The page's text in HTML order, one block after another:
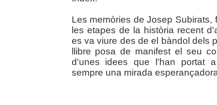
Les memòries de Josep Subirats,
les etapes de la història recent
es va viure des de el bàndol dels
llibre posa de manifest el seu
d'unes idees que l'han portat a
sempre una mirada